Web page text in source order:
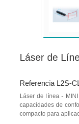
Láser de
Referencia L2S-
Láser de línea -
capacidades de
compacto para